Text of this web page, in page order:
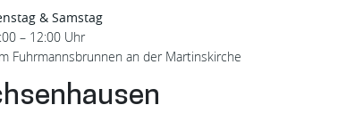
& Samstag
– 12:00 Uhr
Fuhrmannsbrunnen an der Martinskirche